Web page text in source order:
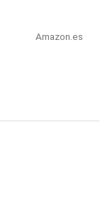
Amazon.es